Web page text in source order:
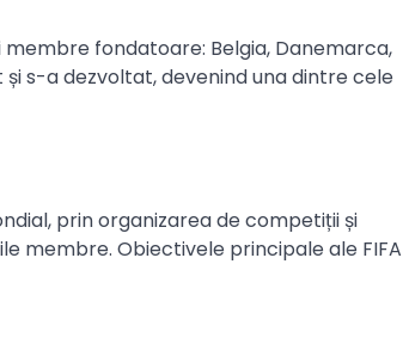
membre fondatoare: Belgia, Danemarca,
și s-a dezvoltat, devenind una dintre cele
prin organizarea de competiții și
membre. Obiectivele principale ale FIFA